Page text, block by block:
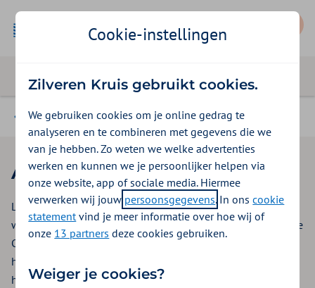
Magazine
Avondraad
Lig jij wel eens wakker van werk en weet je niet meer goed
wat je moet doen? In de podcast Avondraad bespreekt Lobke
Cornelisse elke aflevering een situatie die iemand wakker
houdt, en horen we een expert die bij die situatie kan
helpen.
Cookie-instellingen
Zilveren Kruis gebruikt cookies.
We gebruiken cookies om je online gedrag te
analyseren en te combineren met gegevens die we
van je hebben. Zo weten we welke advertenties
werken en kunnen we je persoonlijker helpen via
onze website, app of sociale media. Hiermee
verwerken wij jouw persoonsgegevens. In onscookie
statementvind je meer informatie over hoe wij of
onze 13 partners deze cookies gebruiken.
Weiger je cookies?